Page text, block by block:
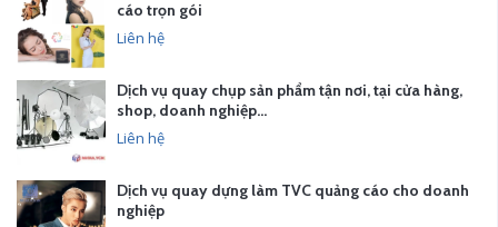
cáo trọn gói
Liên hệ
Dịch vụ quay chụp sản phẩm tận nơi, tại cửa hàng,
shop, doanh nghiệp…
Liên hệ
Dịch vụ quay dựng làm TVC quảng cáo cho doanh
nghiệp